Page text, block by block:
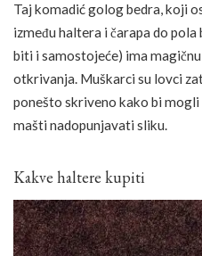
Taj komadić golog bedra, koji
između haltera i čarapa do
biti i samostojeće) ima
otkrivanja. Muškarci su lovci
ponešto skriveno kako bi
mašti nadopunjavati sliku.
Kakve haltere kupiti